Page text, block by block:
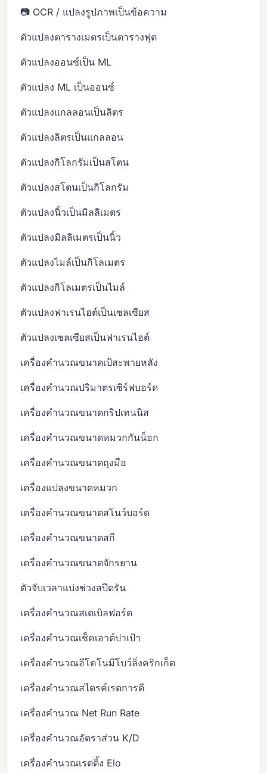
📷 OCR / แปลงรูปภาพเป็นข้อความ
ตัวแปลงตารางเมตรเป็นตารางฟุต
ตัวแปลงออนซ์เป็น ML
ตัวแปลง ML เป็นออนซ์
ตัวแปลงแกลลอนเป็นลิตร
ตัวแปลงลิตรเป็นแกลลอน
ตัวแปลงกิโลกรัมเป็นสโตน
ตัวแปลงสโตนเป็นกิโลกรัม
ตัวแปลงนิ้วเป็นมิลลิเมตร
ตัวแปลงมิลลิเมตรเป็นนิ้ว
ตัวแปลงไมล์เป็นกิโลเมตร
ตัวแปลงกิโลเมตรเป็นไมล์
ตัวแปลงฟาเรนไฮต์เป็นเซลเซียส
ตัวแปลงเซลเซียสเป็นฟาเรนไฮต์
เครื่องคำนวณขนาดเป้สะพายหลัง
เครื่องคำนวณปริมาตรเซิร์ฟบอร์ด
เครื่องคำนวณขนาดกริปเทนนิส
เครื่องคำนวณขนาดหมวกกันน็อก
เครื่องคำนวณขนาดถุงมือ
เครื่องแปลงขนาดหมวก
เครื่องคำนวณขนาดสโนว์บอร์ด
เครื่องคำนวณขนาดสกี
เครื่องคำนวณขนาดจักรยาน
ตัวจับเวลาแบ่งช่วงสปีดรัน
เครื่องคำนวณสเตเบิลฟอร์ด
เครื่องคำนวณเช็คเอาต์ปาเป้า
เครื่องคำนวณอีโคโนมีโบว์ลิ่งคริกเก็ต
เครื่องคำนวณสไตรค์เรตการตี
เครื่องคำนวณ Net Run Rate
เครื่องคำนวณอัตราส่วน K/D
เครื่องคำนวณเรตติ้ง Elo